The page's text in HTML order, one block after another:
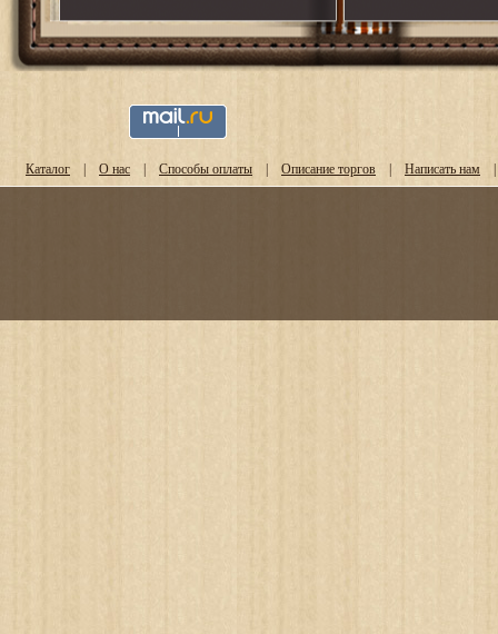
Каталог | О нас | Способы оплаты | Описание торгов | Написать нам |